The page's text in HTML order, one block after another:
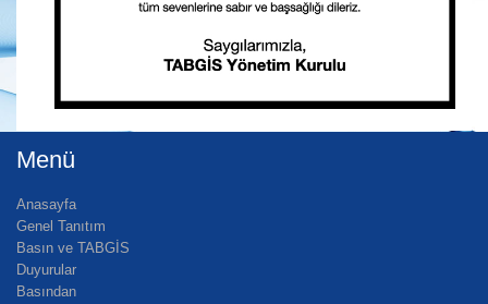
Menü
Anasayfa
Genel Tanıtım
Basın ve TABGİS
Duyurular
Basından